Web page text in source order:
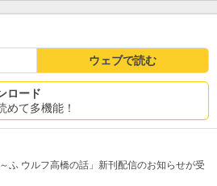
ウェブで読む
ロード
めて多機能！
ふ ウルフ高橋の話」新刊配信のお知らせが受